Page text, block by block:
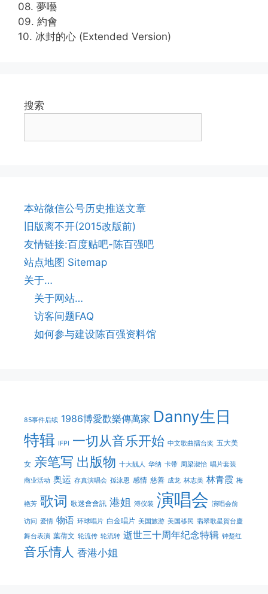
08. 夢囈
09. 約會
10. 冰封的心 (Extended Version)
搜索
本站微信公号历史推送文章
旧版离不开(2015改版前)
友情链接:百度贴吧-陈百强吧
站点地图 Sitemap
关于…
关于网站…
访客问题FAQ
如何参与建设陈百强资料馆
85事件后续 1986博愛歡樂傳萬家 Danny生日
特辑 IFPI 一切从音乐开始 中文歌曲擂台奖 五大美
女 亲笔写 出版物 十大靓人 华纳 卡带 周梁淑怡 唱片套装
商业活动 奥运 存真演唱会 孫泳恩 感情 慈善 成龙 林志美 林青霞 梅
艳芳 歌词 歌迷會會訊 港姐 溥仪装 演唱会 演唱会前
访问 爱情 物语 环球唱片 白金唱片 美国旅游 美国移民 翡翠歌星賀台慶
舞台表演 葉蒨文 轮流传 轮流转 逝世三十周年纪念特辑 钟楚红
音乐情人 香港小姐